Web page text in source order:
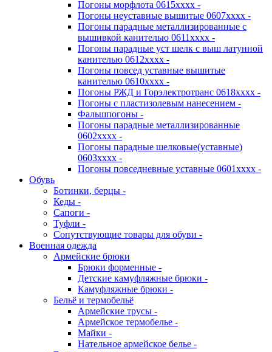
Погоны морфлота 0615хххх -
Погоны неуставные вышитые 0607хххх -
Погоны парадные металлизированные с
вышивкой канителью 0611хххх -
Погоны парадные уст шелк с выш латунной
канителью 0612хххх -
Погоны повсед уставные вышитые
канителью 0610хххх -
Погоны РЖД и Горэлектротранс 0618хххх -
Погоны с пластизолевым нанесением -
Фальшпогоны -
Погоны парадные металлизированные
0602хххх -
Погоны парадные шелковые(уставные)
0603хххх -
Погоны повседневные уставные 0601хххх -
Обувь
Ботинки, берцы -
Кеды -
Сапоги -
Туфли -
Сопутствующие товары для обуви -
Военная одежда
Армейские брюки
Брюки форменные -
Детские камуфляжные брюки -
Камуфляжные брюки -
Бельё и термобельё
Армейские трусы -
Армейское термобелье -
Майки -
Нательное армейское белье -